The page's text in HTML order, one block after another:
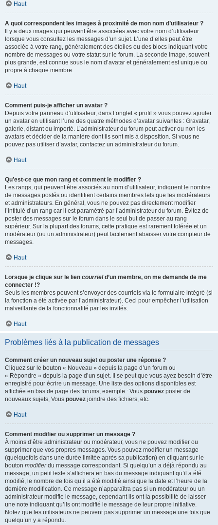
Haut
A quoi correspondent les images à proximité de mon nom d’utilisateur ?
Il y a deux images qui peuvent être associées avec votre nom d’utilisateur
lorsque vous consultez les messages d’un sujet. L’une d’elles peut être
associée à votre rang, généralement des étoiles ou des blocs indiquant votre
nombre de messages ou votre statut sur le forum. La seconde image, souvent
plus grande, est connue sous le nom d’avatar et généralement est unique ou
propre à chaque membre.
Haut
Comment puis-je afficher un avatar ?
Depuis votre panneau d’utilisateur, dans l’onglet « profil » vous pouvez ajouter
un avatar en utilisant l’une des quatre méthodes d’avatar suivantes : Gravatar,
galerie, distant ou importé. L’administrateur du forum peut activer ou non les
avatars et décider de la manière dont ils sont mis à disposition. Si vous ne
pouvez pas utiliser d’avatar, contactez un administrateur du forum.
Haut
Qu’est-ce que mon rang et comment le modifier ?
Les rangs, qui peuvent être associés au nom d’utilisateur, indiquent le nombre
de messages postés ou identifient certains membres tels que les modérateurs
et administrateurs. En général, vous ne pouvez pas directement modifier
l’intitulé d’un rang car il est paramétré par l’administrateur du forum. Évitez de
poster des messages sur le forum dans le seul but de passer au rang
supérieur. Sur la plupart des forums, cette pratique est rarement tolérée et un
modérateur (ou un administrateur) peut facilement abaisser votre compteur de
messages.
Haut
Lorsque je clique sur le lien courrield’un membre, on me demande de me
connecter !?
Seuls les membres peuvent s’envoyer des courriels via le formulaire intégré (si
la fonction a été activée par l’administrateur). Ceci pour empêcher l’utilisation
malveillante de la fonctionnalité par les invités.
Haut
Problèmes liés à la publication de messages
Comment créer un nouveau sujet ou poster une réponse ?
Cliquez sur le bouton « Nouveau » depuis la page d’un forum ou
« Répondre » depuis la page d’un sujet. Il se peut que vous ayez besoin d’être
enregistré pour écrire un message. Une liste des options disponibles est
affichée en bas de page des forums, exemple : Vous pouvez poster de
nouveaux sujets, Vous pouvez joindre des fichiers, etc.
Haut
Comment modifier ou supprimer un message ?
À moins d’être administrateur ou modérateur, vous ne pouvez modifier ou
supprimer que vos propres messages. Vous pouvez modifier un message
(quelquefois dans une durée limitée après sa publication) en cliquant sur le
bouton modifierdu message correspondant. Si quelqu’un a déjà répondu au
message, un petit texte s’affichera en bas du message indiquant qu’il a été
modifié, le nombre de fois qu’il a été modifié ainsi que la date et l’heure de la
dernière modification. Ce message n’apparaîtra pas si un modérateur ou un
administrateur modifie le message, cependant ils ont la possibilité de laisser
une note indiquant qu’ils ont modifié le message de leur propre initiative.
Notez que les utilisateurs ne peuvent pas supprimer un message une fois que
quelqu’un y a répondu.